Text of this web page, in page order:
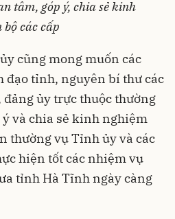
tâm, góp ý, chia sẻ kinh
các cấp
cũng mong muốn các
đạo tỉnh, nguyên bí thư các
ủy trực thuộc thường
và chia sẻ kinh nghiệm
thường vụ Tỉnh ủy và các
hiện tốt các nhiệm vụ
tỉnh Hà Tĩnh ngày càng